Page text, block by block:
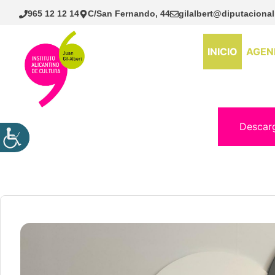
Saltar
965 12 12 14 C/San Fernando, 44
INICIO